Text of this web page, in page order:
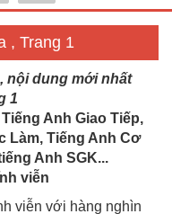
, Trang 1
nội dung mới nhất
1
Anh Giao Tiếp,
Làm, Tiếng Anh Cơ
Anh SGK...
viễn
viễn với hàng nghìn